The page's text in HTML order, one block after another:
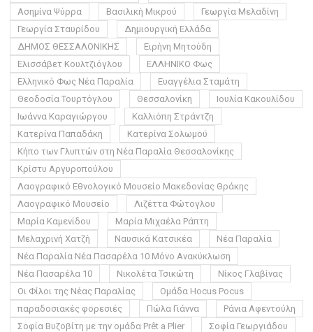
Ασημίνα Ψύρρα
Βασιλική Μικρού
Γεωργία Μελαδίνη
Γεωργία Σταυρίδου
Δημιουργική Ελλάδα
ΔΗΜΟΣ ΘΕΣΣΑΛΟΝΙΚΗΣ
Ειρήνη Μητούδη
Ελισσάβετ Κουλτζιόγλου
ΕΛΛΗΝΙΚΟ Φως
Ελληνικό Φως Νέα Παραλία
Ευαγγέλια Σταμάτη
Θεοδοσία Τουρτόγλου
Θεσσαλονίκη
Ιουλία Κακουλίδου
Ιωάννα Καραγιώργου
Καλλιόπη Στράντζη
Κατερίνα Παπαδάκη
Κατερίνα Σολωμού
Κήπο των Γλυπτών στη Νέα Παραλία Θεσσαλονίκης
Κρίστυ Αργυροπούλου
Λαογραφικό Εθνολογικό Μουσείο Μακεδονίας Θράκης
Λαογραφικό Μουσείο
Λιζέττα Φώτογλου
Μαρία Καμενίδου
Μαρία Μιχαέλα Ράπτη
Μελαχρινή Χατζή
Ναυσικά Κατσικέα
Νέα Παραλία
Νέα Παραλία Νέα Πασαρέλα 10 Μόνο Ανακύκλωση
Νέα Πασαρέλα 10
Νικολέτα Τσικώτη
Νίκος Γλαβίνας
Οι Φίλοι της Νέας Παραλίας
Ομάδα Hocus Pocus
παραδοσιακές φορεσιές
Πώλα Γιάννα
Ράνια Αφεντούλη
Σοφία Βυζοβίτη με την ομάδα Prêt a Plier
Σοφία Γεωργιάδου